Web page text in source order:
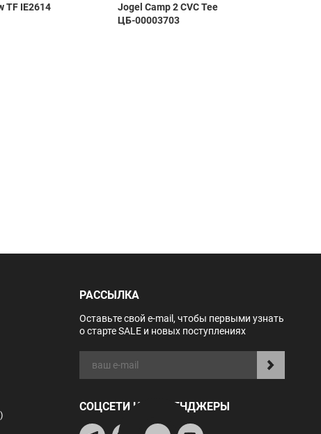
TF IE2614
Jogel Camp 2 CVC Tee
ЦБ-00003703
РАССЫЛКА
Оставьте свой e-mail, чтобы первыми узнать
о старте SALE и новых поступлениях
СОЦСЕТИ И МЕССЕНДЖЕРЫ